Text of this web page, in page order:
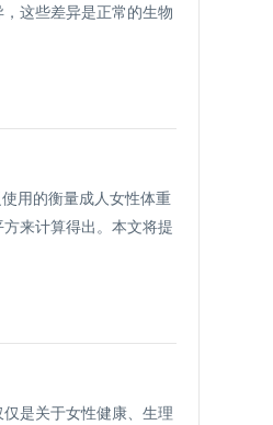
这些差异是正常的生物
用的衡量成人女性体重
来计算得出。本文将提
是关于女性健康、生理